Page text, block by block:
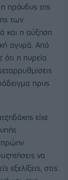
πρόοδος της
των
και η αύξηση
αγορά. Από
ότι η πορεία
προς
είχε
πρώην
να
εξελίξεις, στις